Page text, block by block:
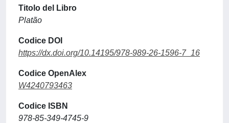
Titolo del Libro
Platão
Codice DOI
https://dx.doi.org/10.14195/978-989-26-1596-7_16
Codice OpenAlex
W4240793463
Codice ISBN
978-85-349-4745-9